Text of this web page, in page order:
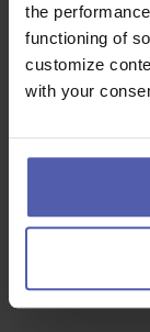
the
functioning of
customize
with your
Hledáme
k našemu
výrobků podle
POTRAVINY
Manuvia